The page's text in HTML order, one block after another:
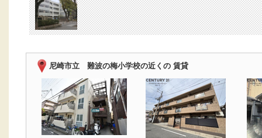
尼崎市立 難波の梅小学校の近くの 賃貸